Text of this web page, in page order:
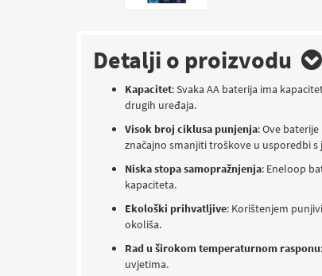
Detalji o proizvodu
Kapacitet: Svaka AA baterija ima
drugih uređaja.
Visok broj ciklusa punjenja: Ove
značajno smanjiti troškove u usporedbi
Niska stopa samopražnjenja: Eneloop
kapaciteta.
Ekološki prihvatljive: Korištenjem
okoliša.
Rad u širokom temperaturnom rasponu
uvjetima.